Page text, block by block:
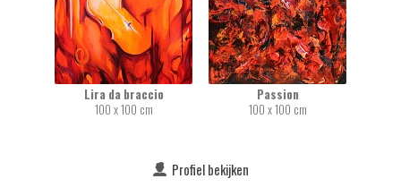
Lira da braccio
100 x 100 cm
Passion
100 x 100 cm
Profiel bekijken